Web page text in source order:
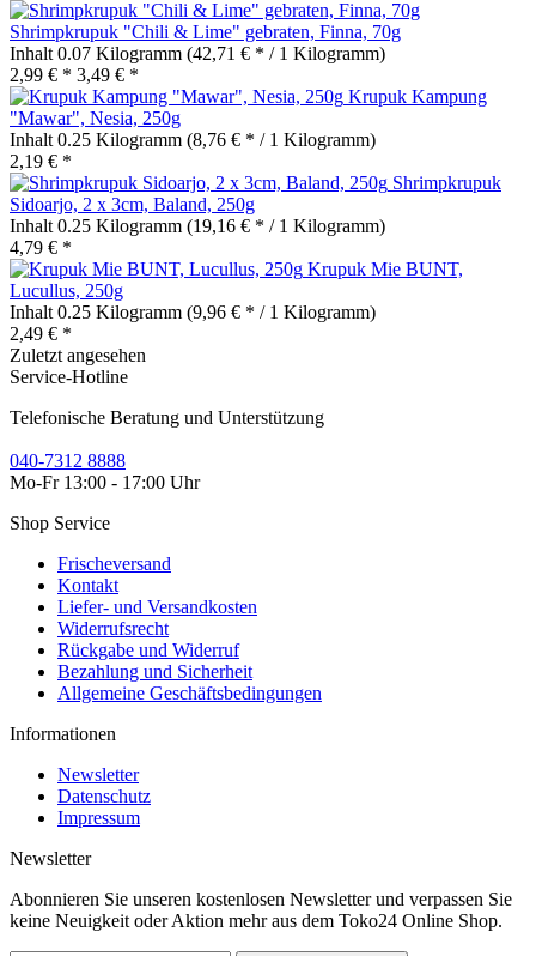
Shrimpkrupuk "Chili & Lime" gebraten, Finna, 70g
Inhalt 0.07 Kilogramm (42,71 € * / 1 Kilogramm)
2,99 € * 3,49 € *
Krupuk Kampung
"Mawar", Nesia, 250g
Inhalt 0.25 Kilogramm (8,76 € * / 1 Kilogramm)
2,19 € *
Shrimpkrupuk
Sidoarjo, 2 x 3cm, Baland, 250g
Inhalt 0.25 Kilogramm (19,16 € * / 1 Kilogramm)
4,79 € *
Krupuk Mie BUNT,
Lucullus, 250g
Inhalt 0.25 Kilogramm (9,96 € * / 1 Kilogramm)
2,49 € *
Zuletzt angesehen
Service-Hotline
Telefonische Beratung und Unterstützung
040-7312 8888
Mo-Fr 13:00 - 17:00 Uhr
Shop Service
Frischeversand
Kontakt
Liefer- und Versandkosten
Widerrufsrecht
Rückgabe und Widerruf
Bezahlung und Sicherheit
Allgemeine Geschäftsbedingungen
Informationen
Newsletter
Datenschutz
Impressum
Newsletter
Abonnieren Sie unseren kostenlosen Newsletter und verpassen Sie
keine Neuigkeit oder Aktion mehr aus dem Toko24 Online Shop.